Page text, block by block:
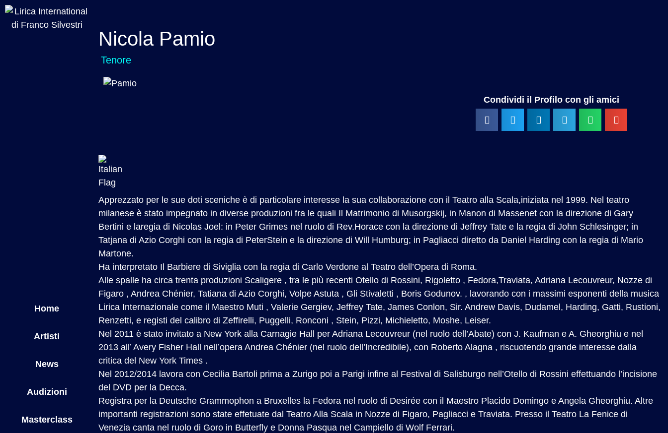
Home
Artisti
News
Audizioni
Masterclass
Nicola Pamio
Tenore
Condividi il Profilo con gli amici
Apprezzato per le sue doti sceniche è di particolare interesse la sua collaborazione con il Teatro alla Scala,iniziata nel 1999. Nel teatro
milanese è stato impegnato in diverse produzioni fra le quali Il Matrimonio di Musorgskij, in Manon di Massenet con la direzione di Gary
Bertini e laregia di Nicolas Joel: in Peter Grimes nel ruolo di Rev.Horace con la direzione di Jeffrey Tate e la regia di John Schlesinger; in
Tatjana di Azio Corghi con la regia di PeterStein e la direzione di Will Humburg; in Pagliacci diretto da Daniel Harding con la regia di Mario
Martone.
Ha interpretato Il Barbiere di Siviglia con la regia di Carlo Verdone al Teatro dell’Opera di Roma.
Alle spalle ha circa trenta produzioni Scaligere , tra le più recenti Otello di Rossini, Rigoletto , Fedora,Traviata, Adriana Lecouvreur, Nozze di
Figaro , Andrea Chénier, Tatiana di Azio Corghi, Volpe Astuta , Gli Stivaletti , Boris Godunov. , lavorando con i massimi esponenti della musica
Lirica Internazionale come il Maestro Muti , Valerie Gergiev, Jeffrey Tate, James Conlon, Sir. Andrew Davis, Dudamel, Harding, Gatti, Rustioni,
Renzetti, e registi del calibro di Zeffirelli, Puggelli, Ronconi , Stein, Pizzi, Michieletto, Moshe, Leiser.
Nel 2011 è stato invitato a New York alla Carnagie Hall per Adriana Lecouvreur (nel ruolo dell’Abate) con J. Kaufman e A. Gheorghiu e nel
2013 all’ Avery Fisher Hall nell’opera Andrea Chénier (nel ruolo dell’Incredibile), con Roberto Alagna , riscuotendo grande interesse dalla
critica del New York Times .
Nel 2012/2014 lavora con Cecilia Bartoli prima a Zurigo poi a Parigi infine al Festival di Salisburgo nell’Otello di Rossini effettuando l’incisione
del DVD per la Decca.
Registra per la Deutsche Grammophon a Bruxelles la Fedora nel ruolo di Desirée con il Maestro Placido Domingo e Angela Gheorghiu. Altre
importanti registrazioni sono state effetuate dal Teatro Alla Scala in Nozze di Figaro, Pagliacci e Traviata. Presso il Teatro La Fenice di
Venezia canta nel ruolo di Goro in Butterfly e Donna Pasqua nel Campiello di Wolf Ferrari.